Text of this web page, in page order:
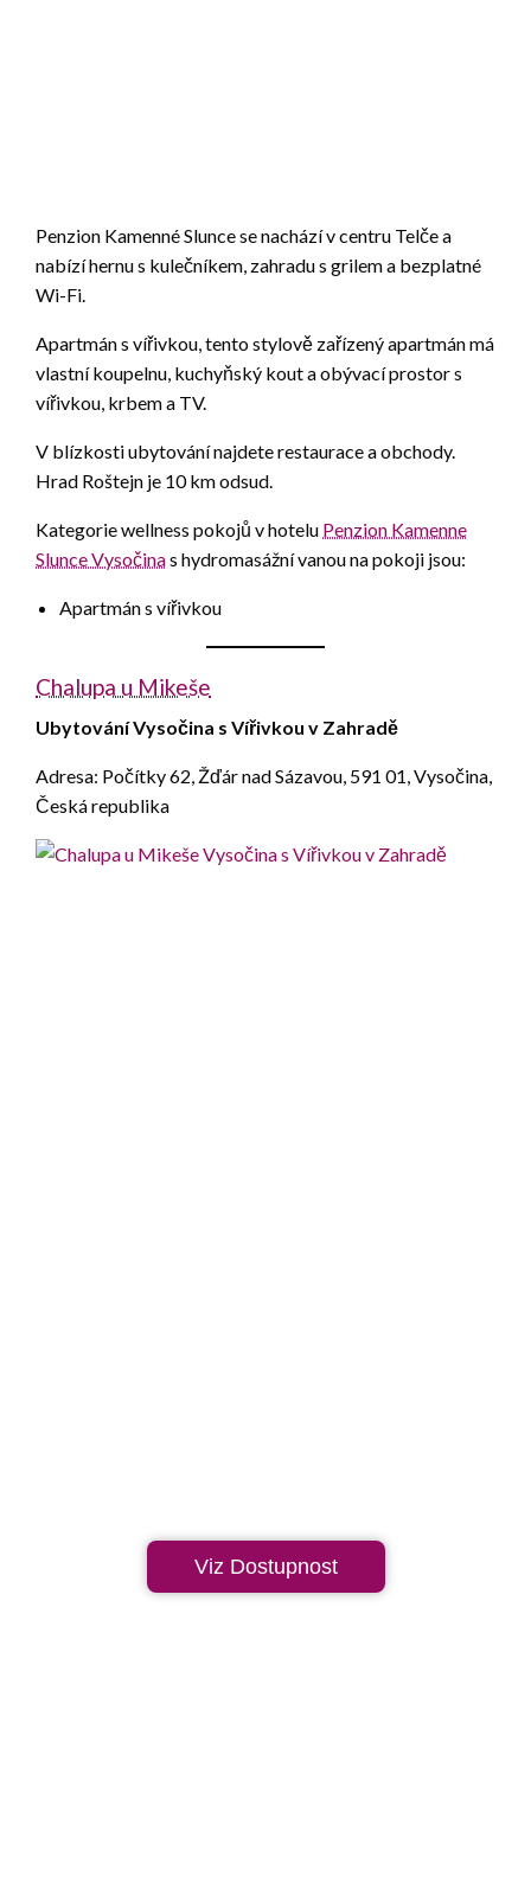
Penzion Kamenné Slunce se nachází v centru Telče a
nabízí hernu s kulečníkem, zahradu s grilem a bezplatné
Wi-Fi.
Apartmán s vířivkou, tento stylově zařízený apartmán má
vlastní koupelnu, kuchyňský kout a obývací prostor s
vířivkou, krbem a TV.
V blízkosti ubytování najdete restaurace a obchody.
Hrad Roštejn je 10 km odsud.
Kategorie wellness pokojů v hotelu Penzion Kamenne
Slunce Vysočinas hydromasážní vanou na pokoji jsou:
Apartmán s vířivkou
Chalupa u Mikeše
Ubytování Vysočina s Vířivkou v Zahradě
Adresa: Počítky 62, Žďár nad Sázavou, 591 01, Vysočina,
Česká republika
Viz Dostupnost